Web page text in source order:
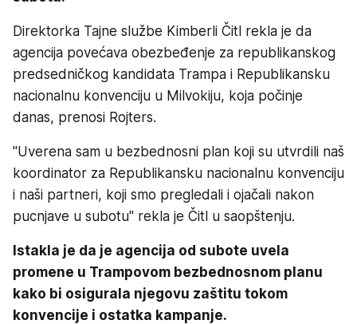
Direktorka Tajne službe Kimberli Čitl rekla je da
agencija povećava obezbeđenje za republikanskog
predsedničkog kandidata Trampa i Republikansku
nacionalnu konvenciju u Milvokiju, koja počinje
danas, prenosi Rojters.
"Uverena sam u bezbednosni plan koji su utvrdili naš
koordinator za Republikansku nacionalnu konvenciju
i naši partneri, koji smo pregledali i ojačali nakon
pucnjave u subotu" rekla je Čitl u saopštenju.
Istakla je da je agencija od subote uvela
promene u Trampovom bezbednosnom planu
kako bi osigurala njegovu zaštitu tokom
konvencije i ostatka kampanje.